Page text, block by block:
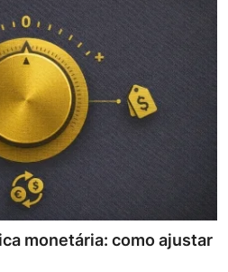
monetária: como ajustar